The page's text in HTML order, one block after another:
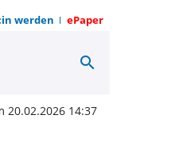
werden ePaper
eines
search
20.02.2026 14:37